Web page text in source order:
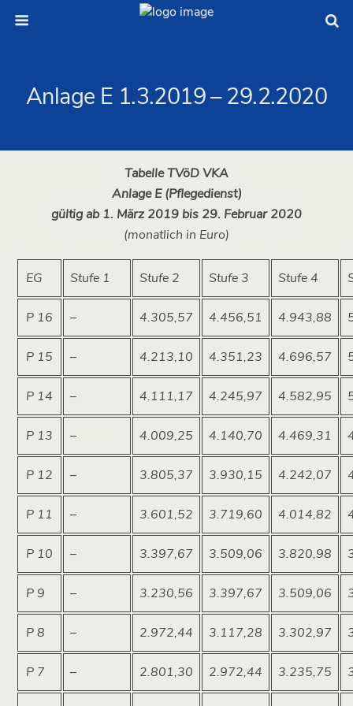
Anlage E 1.3.2019 – 29.2.2020
Tabelle TVöD VKA
Anlage E (Pflegedienst)
gültig ab 1. März 2019 bis 29. Februar 2020
(monatlich in Euro)
EG Stufe 1 Stufe 2 Stufe 3 Stufe 4
P 16 – 4.305,57 4.456,51 4.943,88
P 15 – 4.213,10 4.351,23 4.696,57
P 14 – 4.111,17 4.245,97 4.582,95
P 13 – 4.009,25 4.140,70 4.469,31
P 12 – 3.805,37 3.930,15 4.242,07
P 11 – 3.601,52 3.719,60 4.014,82
P 10 – 3.397,67 3.509,06 3.820,98
P 9 – 3.230,56 3.397,67 3.509,06
P 8 – 2.972,44 3.117,28 3.302,97
P 7 – 2.801,30 2.972,44 3.235,75